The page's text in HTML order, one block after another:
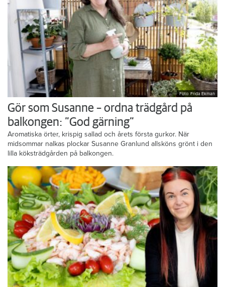
Foto: Frida Ekman
Gör som Susanne – ordna trädgård på
balkongen: ”God gärning”
Aromatiska örter, krispig sallad och årets första gurkor. När
midsommar nalkas plockar Susanne Granlund allsköns grönt i den
lilla köksträdgården på balkongen.